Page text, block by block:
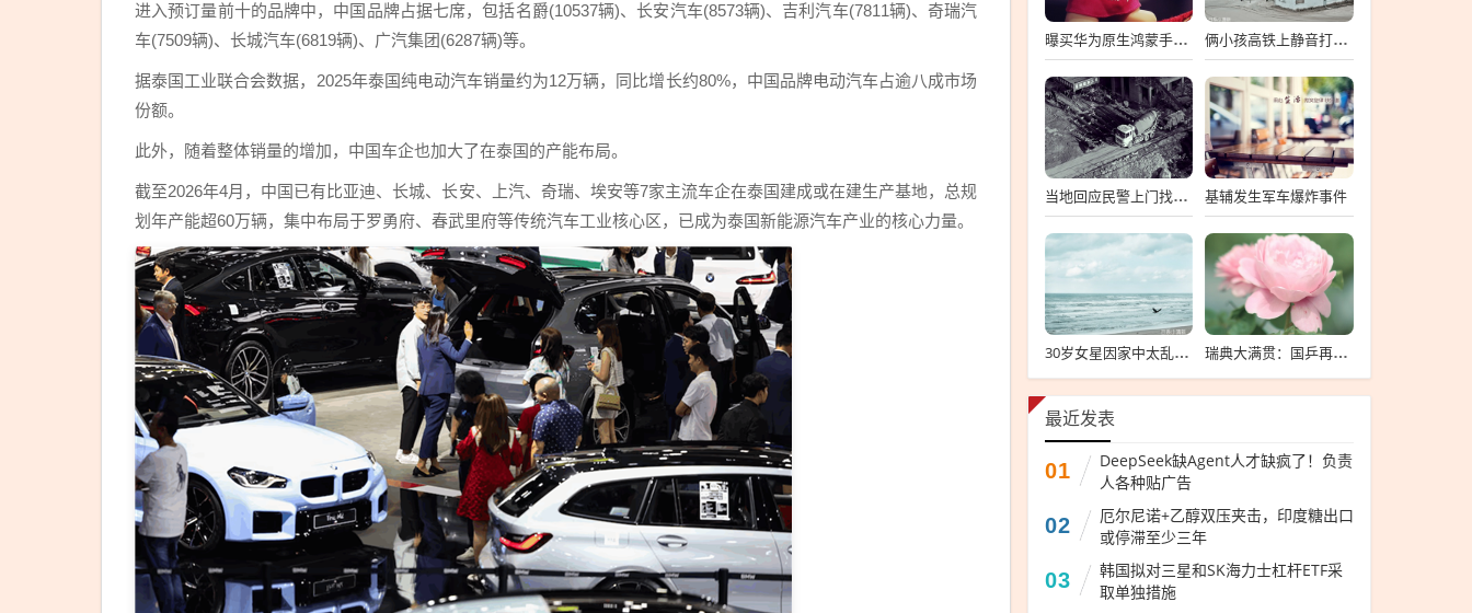
进入预订量前十的品牌中，中国品牌占据七席，包括名爵(10537辆)、长安汽车(8573辆)、吉利汽车(7811辆)、奇瑞汽
车(7509辆)、长城汽车(6819辆)、广汽集团(6287辆)等。
据泰国工业联合会数据，2025年泰国纯电动汽车销量约为12万辆，同比增长约80%，中国品牌电动汽车占逾八成市场
份额。
此外，随着整体销量的增加，中国车企也加大了在泰国的产能布局。
截至2026年4月，中国已有比亚迪、长城、长安、上汽、奇瑞、埃安等7家主流车企在泰国建成或在建生产基地，总规
划年产能超60万辆，集中布局于罗勇府、春武里府等传统汽车工业核心区，已成为泰国新能源汽车产业的核心力量。
曝买华为原生鸿蒙手机要签知情书 俩小孩高铁上静音打架只动手不动嘴
当地回应民警上门找曝光者谈话 基辅发生军车爆炸事件
30岁女星因家中太乱发文致歉 瑞典大满贯：国乒再赢2场
最近发表
01
DeepSeek缺Agent人才缺疯了！负责
人各种贴广告
02
厄尔尼诺+乙醇双压夹击，印度糖出口
或停滞至少三年
03
韩国拟对三星和SK海力士杠杆ETF采
取单独措施